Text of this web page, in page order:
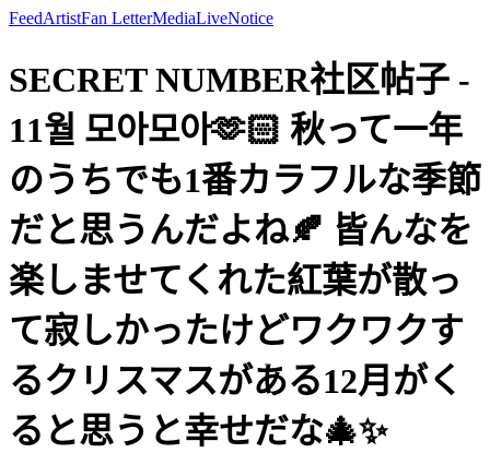
FeedArtistFan LetterMediaLiveNotice
SECRET NUMBER社区帖子 -
11월 모아모아🫶🏻 秋って一年
のうちでも1番カラフルな季節
だと思うんだよね🍂 皆んなを
楽しませてくれた紅葉が散っ
て寂しかったけどワクワクす
るクリスマスがある12月がく
ると思うと幸せだな🎄✨